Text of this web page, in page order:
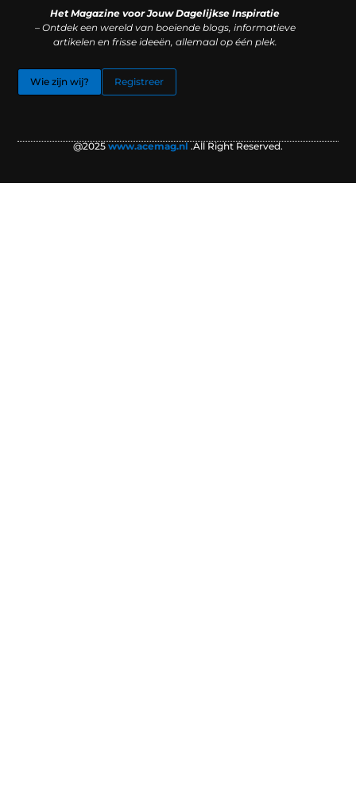
Het Magazine voor Jouw Dagelijkse Inspiratie
– Ontdek een wereld van boeiende blogs, informatieve
artikelen en frisse ideeën, allemaal op één plek.
Wie zijn wij? Registreer
@2025www.acemag.nl .All Right Reserved.